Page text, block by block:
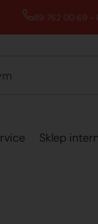
7:00 - 16:00
Sklep